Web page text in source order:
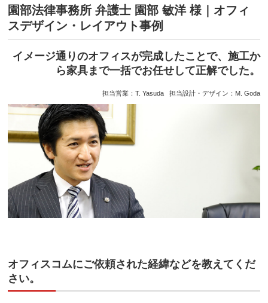
園部法律事務所 弁護士 園部 敏洋 様｜オフィ
スデザイン・レイアウト事例
イメージ通りのオフィスが完成したことで、施工か
ら家具まで一括でお任せして正解でした。
担当営業：T. Yasuda 担当設計・デザイン：M. Goda
オフィスコムにご依頼された経緯などを教えてくだ
さい。